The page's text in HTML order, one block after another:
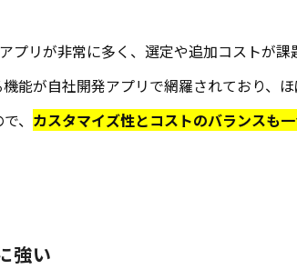
プリが非常に多く、選定や追加コストが課
能が自社開発アプリで網羅されており、ほ
、 カスタマイズ性とコストのバランスも
強い